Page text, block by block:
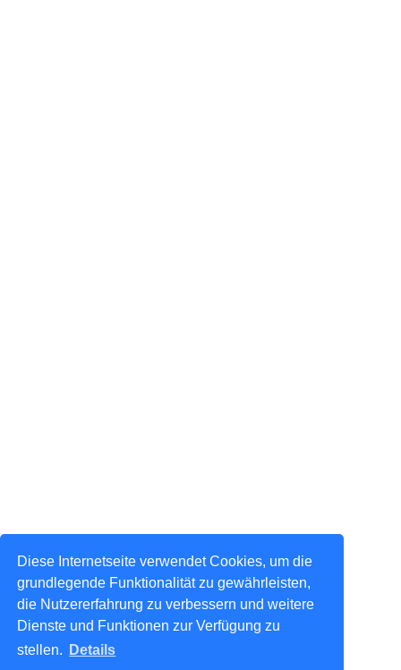
Diese Internetseite verwendet Cookies, um die
grundlegende Funktionalität zu gewährleisten,
die Nutzererfahrung zu verbessern und weitere
Dienste und Funktionen zur Verfügung zu
stellen.
Details